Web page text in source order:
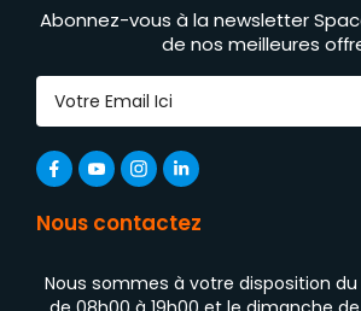
Abonnez-vous à la newsletter
de nos meilleures
Nous contactez
Nous sommes à votre disposition